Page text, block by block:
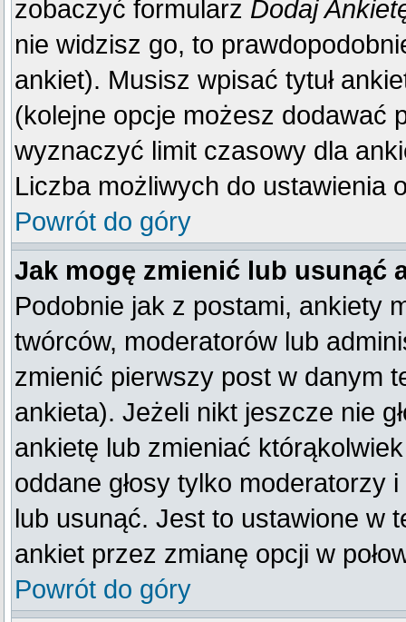
zobaczyć formularz Dodaj
nie widzisz go, to
ankiet). Musisz wpisać tytuł
(kolejne opcje możesz dodawać
wyznaczyć limit czasowy dla
Liczba możliwych do ustawienia
Powrót do góry
Jak mogę zmienić lub usunąć
Podobnie jak z postami, ankiety
twórców, moderatorów lub
zmienić pierwszy post w danym
ankieta). Jeżeli nikt jeszcze nie
ankietę lub zmieniać
oddane głosy tylko moderatorzy
lub usunąć. Jest to ustawione w
ankiet przez zmianę opcji w
Powrót do góry